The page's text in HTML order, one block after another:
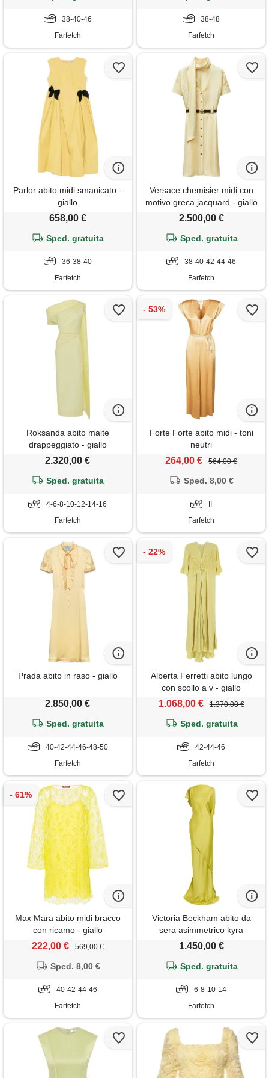
38-40-46
Farfetch
38-48
Farfetch
Parlor abito midi smanicato -
giallo
658,00 €
Sped. gratuita
36-38-40
Farfetch
Versace chemisier midi con
motivo greca jacquard - giallo
2.500,00 €
Sped. gratuita
38-40-42-44-46
Farfetch
Roksanda abito maite
drappeggiato - giallo
2.320,00 €
Sped. gratuita
4-6-8-10-12-14-16
Farfetch
Forte Forte abito midi - toni
neutri
264,00 € 564,00 €
Sped. 8,00 €
Farfetch
Prada abito in raso - giallo
2.850,00 €
Sped. gratuita
40-42-44-46-48-50
Farfetch
Alberta Ferretti abito lungo
con scollo a v - giallo
1.068,00 € 1.370,00 €
Sped. gratuita
42-44-46
Farfetch
Max Mara abito midi bracco
con ricamo - giallo
222,00 € 569,00 €
Sped. 8,00 €
40-42-44-46
Farfetch
Victoria Beckham abito da
sera asimmetrico kyra
drappeggiato - giallo
1.450,00 €
Sped. gratuita
6-8-10-14
Farfetch